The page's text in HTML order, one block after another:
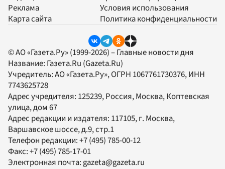
Реклама
Карта сайта
Условия использования
Политика конфиденциальности
© АО «Газета.Ру» (1999-2026) – Главные новости дня
Название: Газета.Ru (Gazeta.Ru)
Учредитель:АО «Газета.Ру», ОГРН 1067761730376, ИНН
7743625728
Адрес учредителя: 125239, Россия, Москва, Коптевская
улица, дом 67
Адрес редакции и издателя: 117105, г. Москва,
Варшавское шоссе, д.9, стр.1
Телефон редакции:+7 (495) 785-00-12
Факс:+7 (495) 785-17-01
Электронная почта: gazeta@gazeta.ru